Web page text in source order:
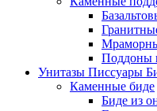
Поддоны
Унитазы Писсуары
Каменные биде
Биде из